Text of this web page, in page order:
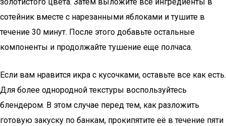
сотейник вместе с нарезанными яблоками и тушите в
течение 30 минут. После этого добавьте остальные
компоненты и продолжайте тушение еще полчаса.
Если вам нравится икра с кусочками, оставьте все как есть.
Для более однородной текстуры воспользуйтесь
блендером. В этом случае перед тем, как разложить
готовую закуску по банкам, прокипятите её в течение пяти